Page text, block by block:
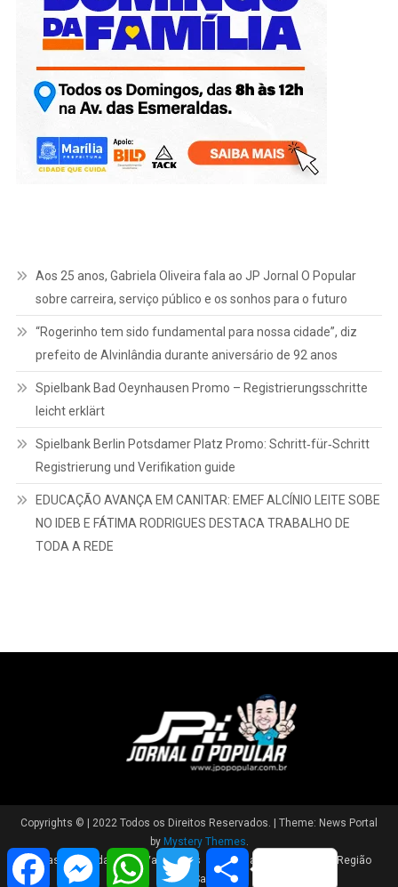
Aos 25 anos, Gabriela Oliveira fala ao JP Jornal O Popular
sobre carreira, serviço público e os sonhos para o futuro
“Rogerinho tem sido fundamental para nossa cidade”, diz
prefeito de Alvinlândia durante aniversário de 92 anos
Spielbank Bad Oeynhausen Promo – Registrierungsschritte
leicht erklärt
Spielbank Berlin Potsdamer Platz Promo: Schritt‑für‑Schritt
Registrierung und Verifikation guide
EDUCAÇÃO AVANÇA EM CANITAR: EMEF ALCÍNIO LEITE SOBE
NO IDEB E FÁTIMA RODRIGUES DESTACA TRABALHO DE
TODA A REDE
Copyrights © | 2022 Todos os Direitos Reservados.
Theme: News Portal
by Mystery Themes.
Brasil
Cidade Variedades Polícia
Região
Saúde
FacebookMessengerWhatsAppTwitter Share